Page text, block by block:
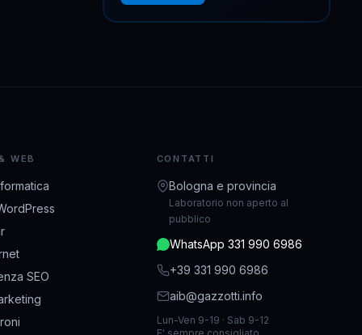
WEB
SEO
CONTATTI
Bologna e provincia
Laboratorio non aperto al
pubblico
WhatsApp 331 990 6986
+39 331 990 6986
aib@gazzotti.info
Lun-Ven 9-19 · Sab 9-12